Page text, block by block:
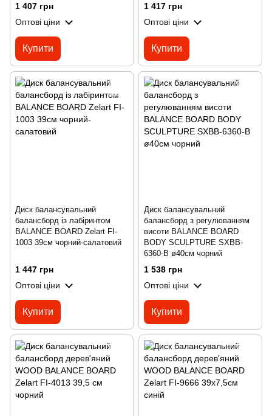
1 407 грн
Оптові ціни
Купити
1 417 грн
Оптові ціни
Купити
Диск балансувальний
балансборд із лабіринтом
BALANCE BOARD Zelart FI-
1003 39см чорний-салатовий
1 447 грн
Оптові ціни
Купити
Диск балансувальний
балансборд з регулюванням
висоти BALANCE BOARD
BODY SCULPTURE SXBB-
6360-B ø40см чорний
1 538 грн
Оптові ціни
Купити